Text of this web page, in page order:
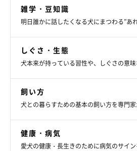
雑学・豆知識
明日誰かに話したくなる犬にまつわる”あ
しぐさ・生態
犬本来が持っている習性や、しぐさの意
飼い方
犬との暮らすための基本の飼い方を専門
健康・病気
愛犬の健康・長生きのために病気のサイ